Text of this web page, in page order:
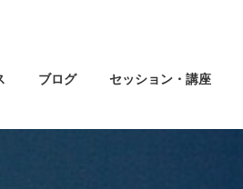
ブログ セッション・講座